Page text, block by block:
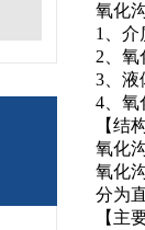
氧化
1、介
2、氧
3、液
4、氧
【结
氧化
氧化
分为
【主